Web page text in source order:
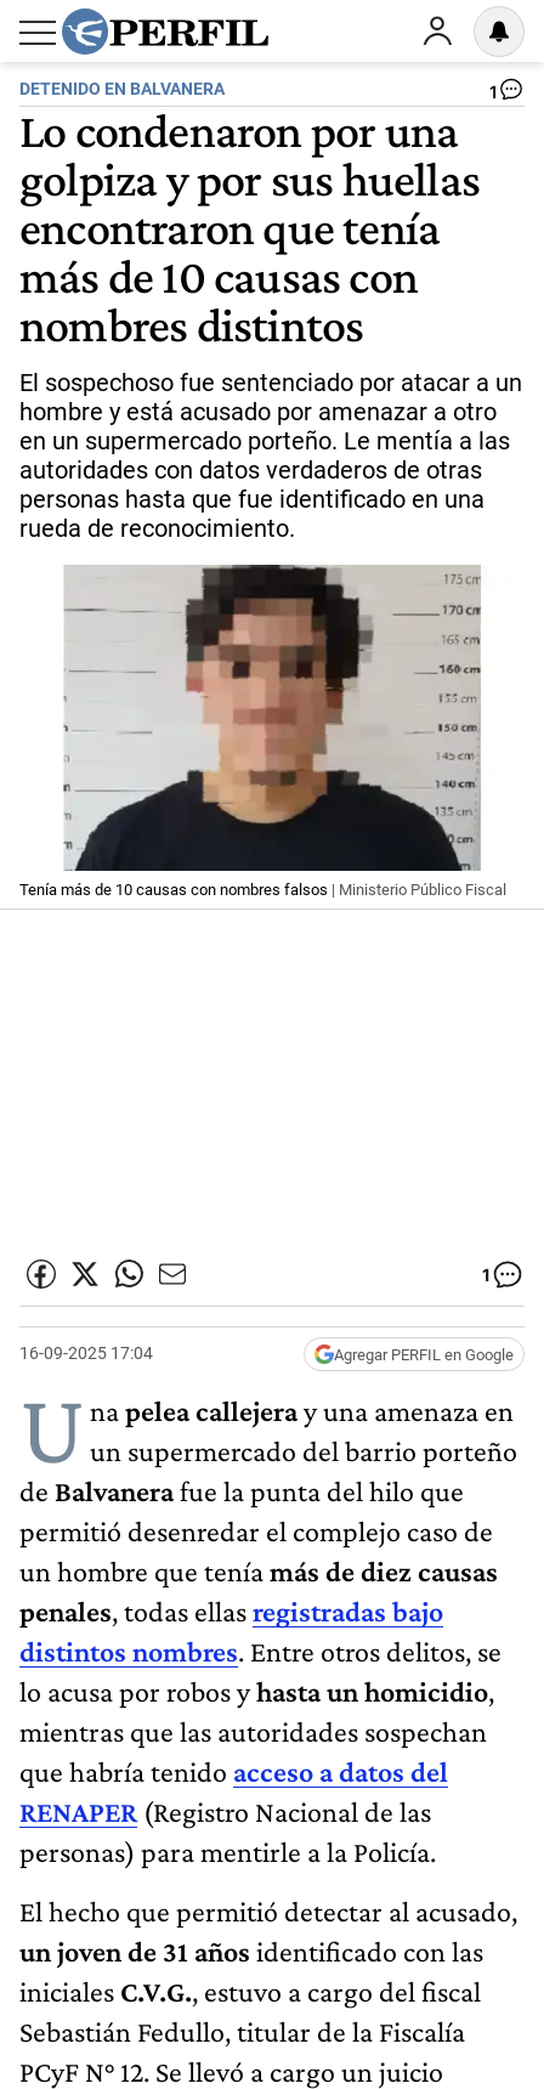
DETENIDO EN BALVANERA 1
Lo condenaron por una
golpiza y por sus huellas
encontraron que tenía
más de 10 causas con
nombres distintos
El sospechoso fue sentenciado por atacar a un
hombre y está acusado por amenazar a otro
en un supermercado porteño. Le mentía a las
autoridades con datos verdaderos de otras
personas hasta que fue identificado en una
rueda de reconocimiento.
Tenía más de 10 causas con nombres falsos | Ministerio Público Fiscal
1
16-09-2025 17:04 Agregar PERFIL en Google
U napelea callejeray una amenaza en
un supermercado del barrio porteño
de Balvanerafue la punta del hilo que
permitió desenredar el complejo caso de
un hombre que teníamás de diez causas
penales, todas ellasregistradas bajo
distintos nombres. Entre otros delitos, se
lo acusa por robos yhasta un homicidio,
mientras que las autoridades sospechan
que habría tenido acceso a datos del
RENAPER (Registro Nacional de las
personas) para mentirle a la Policía.
El hecho que permitió detectar al acusado,
un joven de 31 años identificado con las
iniciales C.V.G., estuvo a cargo del fiscal
Sebastián Fedullo, titular de la Fiscalía
PCyF N° 12. Se llevó a cargo un juicio